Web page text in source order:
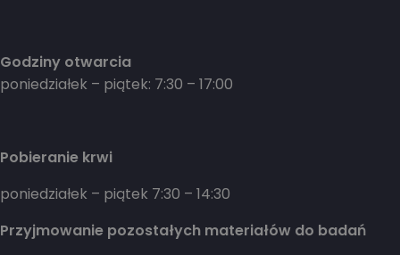
Godziny otwarcia
poniedziałek – piątek: 7:30 – 17:00
Pobieranie krwi
poniedziałek – piątek 7:30 – 14:30
Przyjmowanie pozostałych materiałów do badań